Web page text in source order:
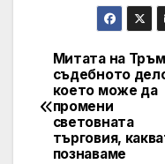
Post
navigation
Митата на
съдебното
което може да
промени
световната
търговия,
познаваме